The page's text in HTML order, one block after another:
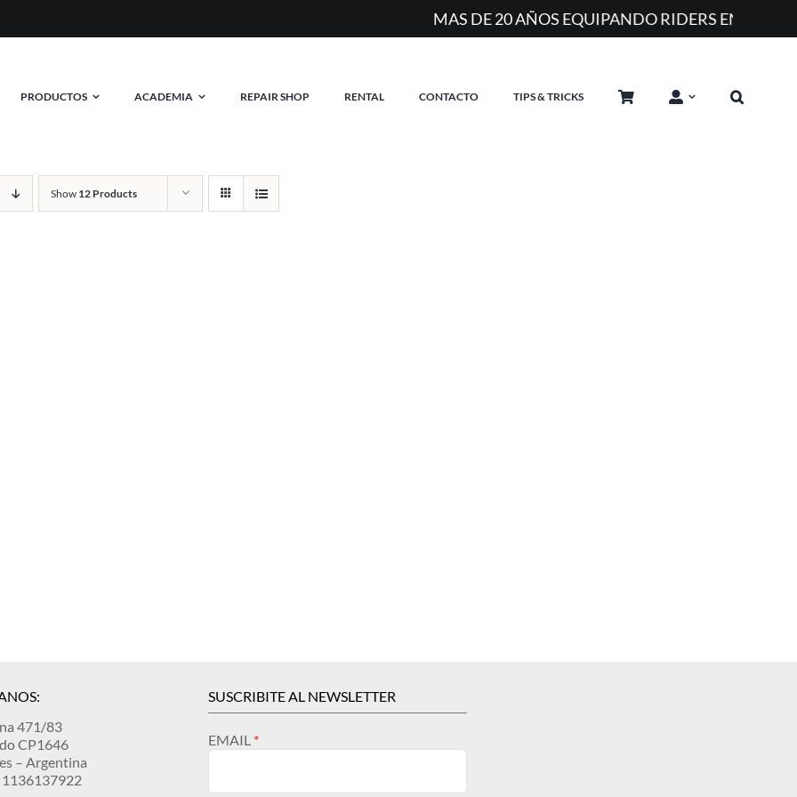
MAS DE 20 AÑOS EQUIPANDO RIDERS EN ARGENTINA
PRODUCTOS ACADEMIA REPAIR SHOP RENTAL CONTACTO TIPS & TRICKS
Show 12 Products
471/83
CP1646
– Argentina
SUSCRIBITE AL NEWSLETTER
EMAIL